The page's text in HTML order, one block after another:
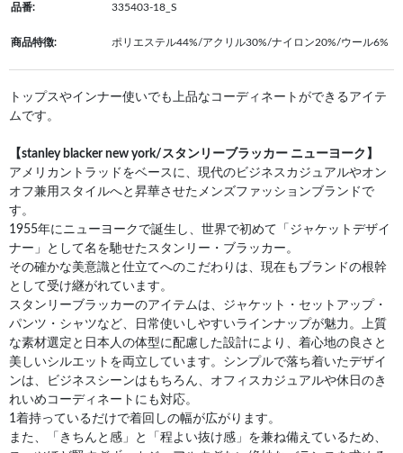
品番: 335403-18_S
商品特徴: ポリエステル44%/アクリル30%/ナイロン20%/ウール6%
トップスやインナー使いでも上品なコーディネートができるアイテ
ムです。
【stanley blacker new york/スタンリーブラッカー ニューヨーク】
アメリカントラッドをベースに、現代のビジネスカジュアルやオン
オフ兼用スタイルへと昇華させたメンズファッションブランドで
す。
1955年にニューヨークで誕生し、世界で初めて「ジャケットデザイ
ナー」として名を馳せたスタンリー・ブラッカー。
その確かな美意識と仕立てへのこだわりは、現在もブランドの根幹
として受け継がれています。
スタンリーブラッカーのアイテムは、ジャケット・セットアップ・
パンツ・シャツなど、日常使いしやすいラインナップが魅力。上質
な素材選定と日本人の体型に配慮した設計により、着心地の良さと
美しいシルエットを両立しています。シンプルで落ち着いたデザイ
ンは、ビジネスシーンはもちろん、オフィスカジュアルや休日のき
れいめコーディネートにも対応。
1着持っているだけで着回しの幅が広がります。
また、「きちんと感」と「程よい抜け感」を兼ね備えているため、